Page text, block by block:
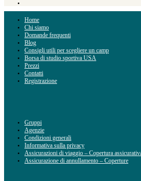
Home
Chi siamo
Domande frequenti
Blog
Consigli utili per scegliere un camp
Borsa di studio sportiva USA
Prezzi
Contatti
Registrazione
Gruppi
Agenzie
Condizioni generali
Informativa sulla privacy
Assicurazioni di viaggio – Copertura
Assicurazione di annullamento – Coperture